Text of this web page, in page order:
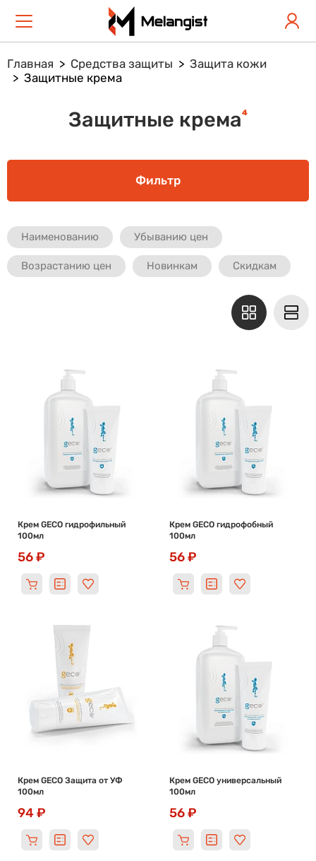
Главная Средства защиты
Защита кожи
Защитные крема
Защитные крема4
Фильтр
Наименованию Убыванию цен
Возрастанию цен Новинкам Скидкам
Крем GECO гидрофильный
100мл
56 ₽
Крем GECO гидрофобный
100мл
56 ₽
Крем GECO Защита от УФ
100мл
94 ₽
Крем GECO универсальный
100мл
56 ₽